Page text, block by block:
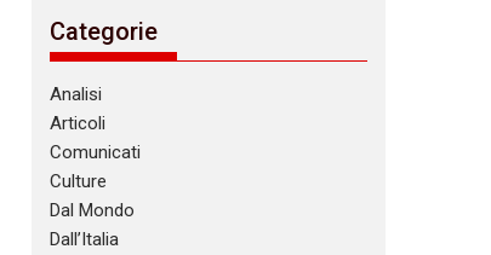
Categorie
Analisi
Articoli
Comunicati
Culture
Dal Mondo
Dall’Italia